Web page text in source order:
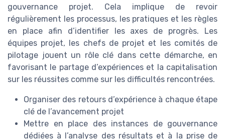
gouvernance projet. Cela implique de revoir
régulièrement les processus, les pratiques et les règles
en place afin d’identifier les axes de progrès. Les
équipes projet, les chefs de projet et les comités de
pilotage jouent un rôle clé dans cette démarche, en
favorisant le partage d’expériences et la capitalisation
sur les réussites comme sur les difficultés rencontrées.
Organiser des retours d’expérience à chaque étape
clé de l’avancement projet
Mettre en place des instances de gouvernance
dédiées à l’analyse des résultats et à la prise de